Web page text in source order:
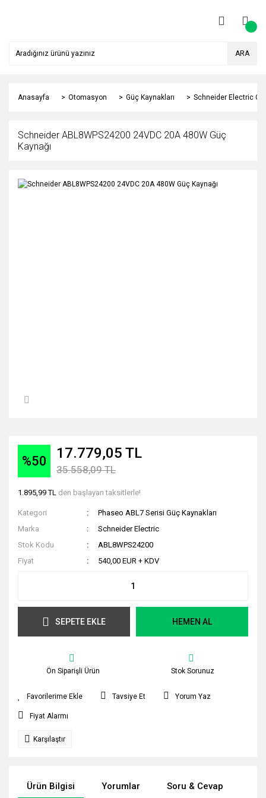
ARA
Anasayfa Otomasyon Güç Kaynakları Schneider Electric
Schneider ABL8WPS24200 24VDC 20A 480W Güç
Kaynağı
%50 17.779,05 TL
35.558,09 TL
1.895,99 TL den başlayan taksitlerle!
Kategori
Phaseo ABL7 Serisi Güç Kaynakları
Marka
Schneider Electric
Stok Kodu
ABL8WPS24200
Fiyat
540,00 EUR + KDV
SEPETE EKLE HEMEN AL
Ön Siparişli Ürün Stok Sorunuz
Tavsiye Et Yorum Yaz
Fiyat Alarmı
Karşılaştır
Ürün Bilgisi Yorumlar Soru & Cevap